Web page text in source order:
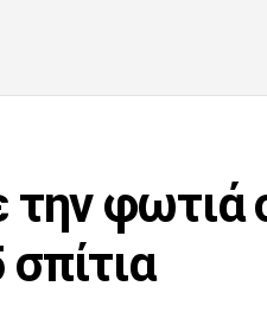
την φωτιά